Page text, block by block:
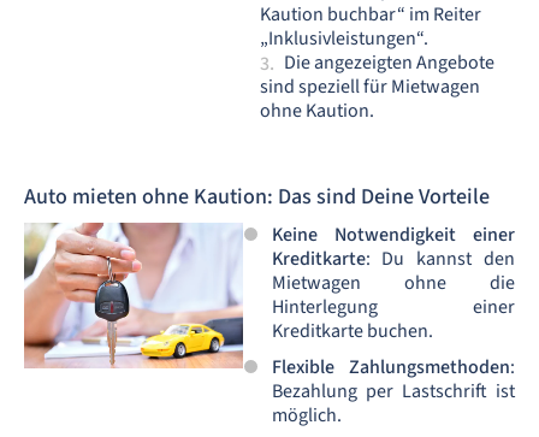
Kaution buchbar“ im Reiter
„Inklusivleistungen“.
Die angezeigten Angebote
sind speziell für Mietwagen
ohne Kaution.
Auto mieten ohne Kaution: Das sind Deine Vorteile
Keine Notwendigkeit einer
Kreditkarte: Du kannst den
Mietwagen ohne die
Hinterlegung einer
Kreditkarte buchen.
Flexible Zahlungsmethoden:
Bezahlung per Lastschrift ist
möglich.